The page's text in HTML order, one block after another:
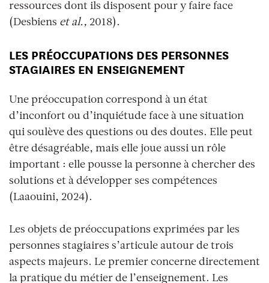
ressources dont ils disposent pour y faire face
(Desbiens et al., 2018).
LES PRÉOCCUPATIONS DES PERSONNES
STAGIAIRES EN ENSEIGNEMENT
Une préoccupation correspond à un état
d’inconfort ou d’inquiétude face à une situation
qui soulève des questions ou des doutes. Elle peut
être désagréable, mais elle joue aussi un rôle
important : elle pousse la personne à chercher des
solutions et à développer ses compétences
(Laaouini, 2024).
Les objets de préoccupations exprimées par les
personnes stagiaires s’articule autour de trois
aspects majeurs. Le premier concerne directement
la pratique du métier de l’enseignement. Les